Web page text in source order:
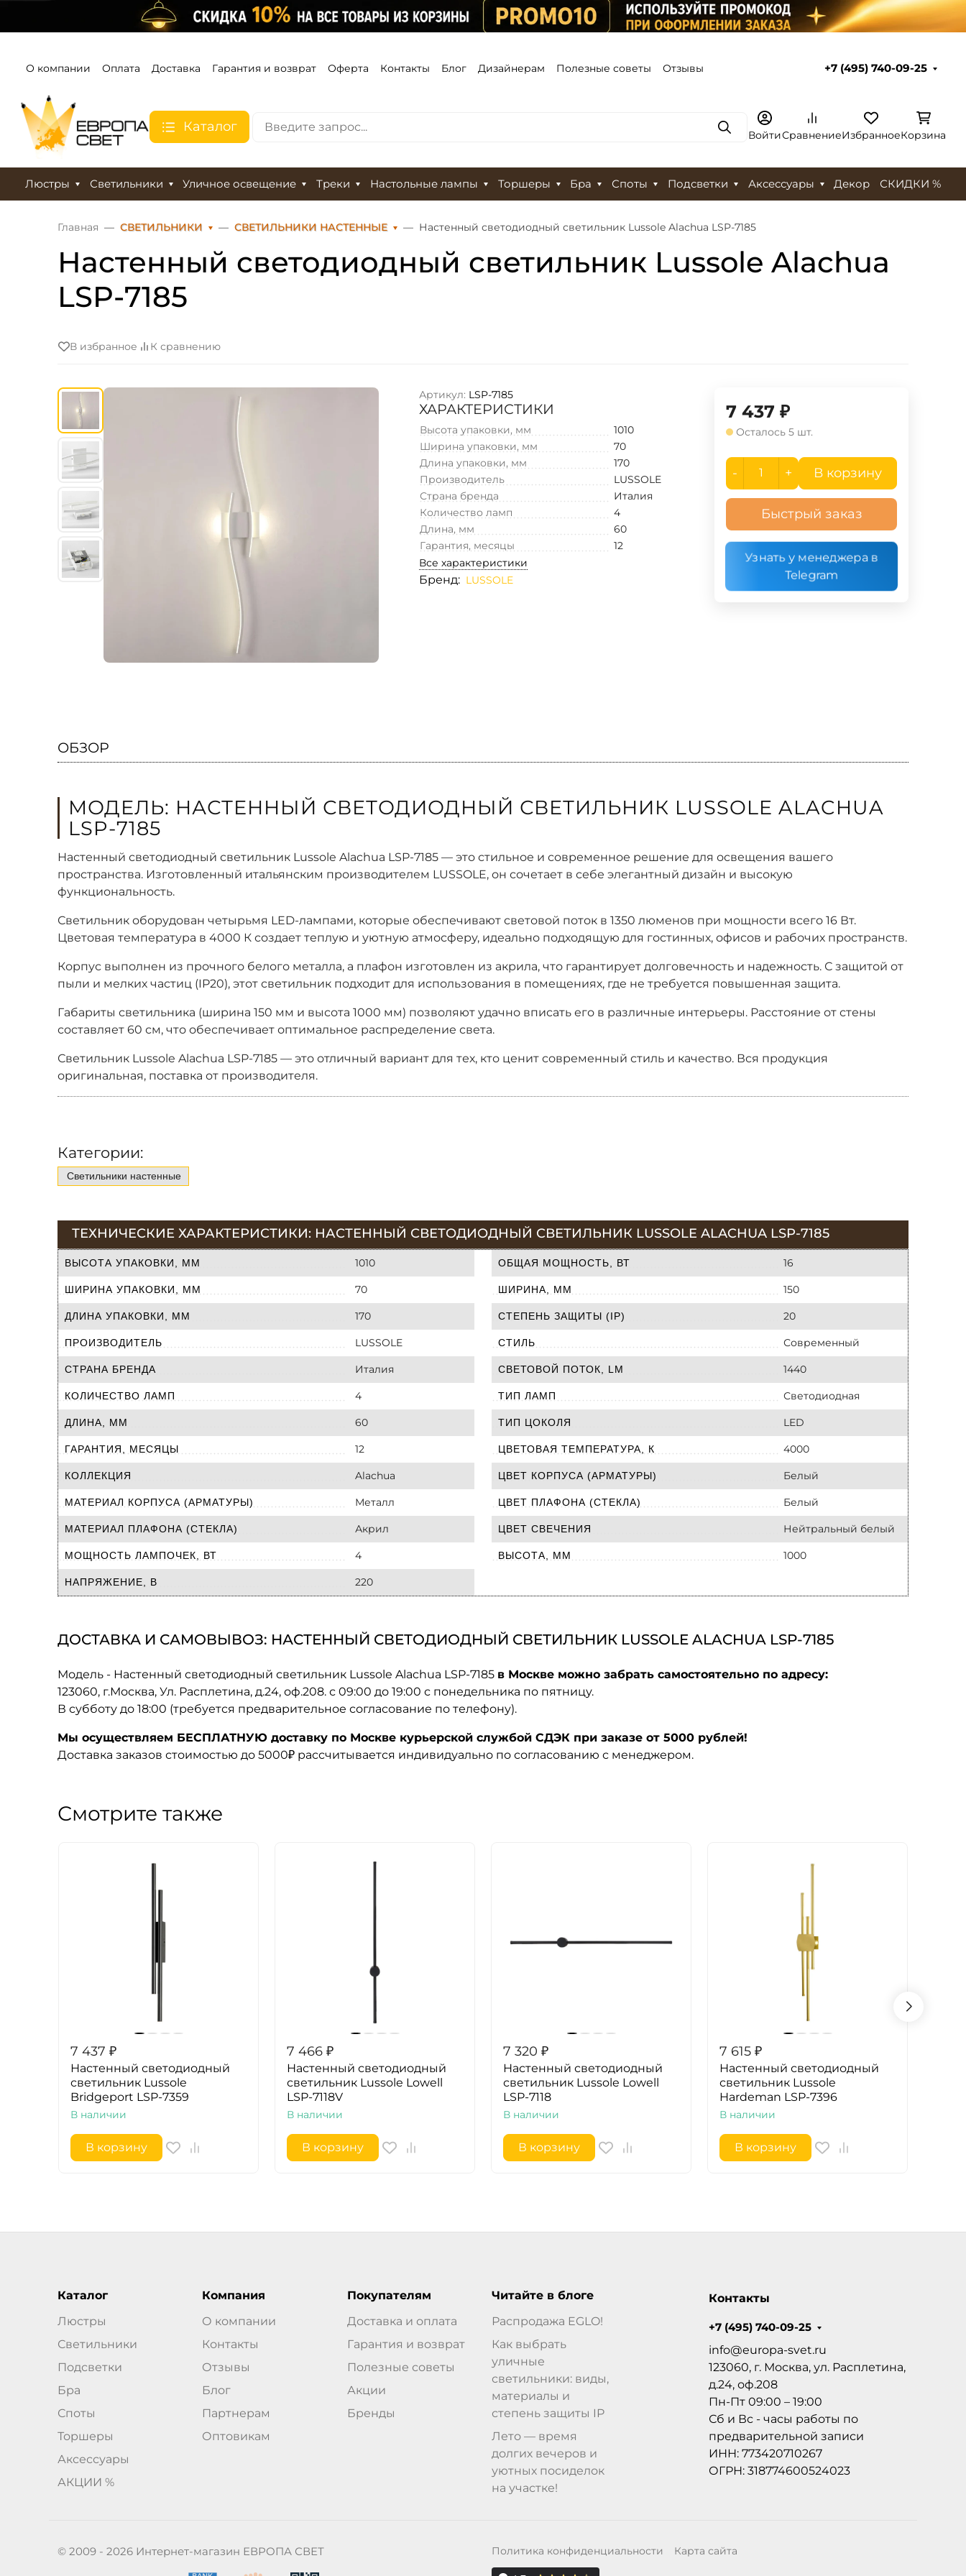
О компании Оплата Доставка Гарантия и возврат Оферта Контакты Блог Дизайнерам Полезные советы Отзывы +7 (495) 740-09-25
Каталог ПоискВойтиСравнениеИзбранноеКорзина
Люстры Светильники Уличное освещение Треки Настольные лампы Торшеры Бра Споты Подсветки Аксессуары Декор СКИДКИ %
Главная СВЕТИЛЬНИКИ СВЕТИЛЬНИКИ НАСТЕННЫЕ Настенный светодиодный светильник Lussole Alachua LSP-7185
Настенный светодиодный светильник Lussole Alachua
LSP-7185
В избранное К сравнению
Артикул: LSP-7185
ХАРАКТЕРИСТИКИ
Высота упаковки, мм
1010
Ширина упаковки, мм
70
Длина упаковки, мм
170
Производитель
LUSSOLE
Страна бренда
Италия
Количество ламп
4
Длина, мм
60
Гарантия, месяцы
12
Все характеристики
Бренд: LUSSOLE
7 437 ₽
Осталось 5 шт.
- + В корзину
Быстрый заказ
Узнать у менеджера в
Telegram
ОБЗОР
МОДЕЛЬ: НАСТЕННЫЙ СВЕТОДИОДНЫЙ СВЕТИЛЬНИК LUSSOLE ALACHUA
LSP-7185
Настенный светодиодный светильник Lussole Alachua LSP-7185 — это стильное и современное решение для освещения вашего
пространства. Изготовленный итальянским производителем LUSSOLE, он сочетает в себе элегантный дизайн и высокую
функциональность.
Светильник оборудован четырьмя LED-лампами, которые обеспечивают световой поток в 1350 люменов при мощности всего 16 Вт.
Цветовая температура в 4000 К создает теплую и уютную атмосферу, идеально подходящую для гостинных, офисов и рабочих пространств.
Корпус выполнен из прочного белого металла, а плафон изготовлен из акрила, что гарантирует долговечность и надежность. С защитой от
пыли и мелких частиц (IP20), этот светильник подходит для использования в помещениях, где не требуется повышенная защита.
Габариты светильника (ширина 150 мм и высота 1000 мм) позволяют удачно вписать его в различные интерьеры. Расстояние от стены
составляет 60 см, что обеспечивает оптимальное распределение света.
Светильник Lussole Alachua LSP-7185 — это отличный вариант для тех, кто ценит современный стиль и качество. Вся продукция
оригинальная, поставка от производителя.
Категории:
Светильники настенные
ТЕХНИЧЕСКИЕ ХАРАКТЕРИСТИКИ: НАСТЕННЫЙ СВЕТОДИОДНЫЙ СВЕТИЛЬНИК LUSSOLE ALACHUA LSP-7185
ВЫСОТА УПАКОВКИ, ММ 1010
ШИРИНА УПАКОВКИ, ММ 70
ДЛИНА УПАКОВКИ, ММ 170
ПРОИЗВОДИТЕЛЬ LUSSOLE
СТРАНА БРЕНДА Италия
КОЛИЧЕСТВО ЛАМП 4
ДЛИНА, ММ 60
ГАРАНТИЯ, МЕСЯЦЫ 12
КОЛЛЕКЦИЯ Alachua
МАТЕРИАЛ КОРПУСА (АРМАТУРЫ) Металл
МАТЕРИАЛ ПЛАФОНА (СТЕКЛА) Акрил
МОЩНОСТЬ ЛАМПОЧЕК, ВТ 4
НАПРЯЖЕНИЕ, В 220
ОБЩАЯ МОЩНОСТЬ, ВТ 16
ШИРИНА, ММ 150
СТЕПЕНЬ ЗАЩИТЫ (IP) 20
СТИЛЬ Современный
СВЕТОВОЙ ПОТОК, LM 1440
ТИП ЛАМП Светодиодная
ТИП ЦОКОЛЯ LED
ЦВЕТОВАЯ ТЕМПЕРАТУРА, К 4000
ЦВЕТ КОРПУСА (АРМАТУРЫ) Белый
ЦВЕТ ПЛАФОНА (СТЕКЛА) Белый
ЦВЕТ СВЕЧЕНИЯ Нейтральный белый
ВЫСОТА, ММ 1000
ДОСТАВКА И САМОВЫВОЗ: НАСТЕННЫЙ СВЕТОДИОДНЫЙ СВЕТИЛЬНИК LUSSOLE ALACHUA LSP-7185
Модель - Настенный светодиодный светильник Lussole Alachua LSP-7185 в Москве можно забрать самостоятельно по адресу:
123060, г.Москва, Ул. Расплетина, д.24, оф.208. с 09:00 до 19:00 с понедельника по пятницу.
В субботу до 18:00 (требуется предварительное согласование по телефону).
Мы осуществляем БЕСПЛАТНУЮ доставку по Москве курьерской службой СДЭК при заказе от 5000 рублей!
Доставка заказов стоимостью до 5000₽ рассчитывается индивидуально по согласованию с менеджером.
Смотрите также
7 437 ₽
Настенный светодиодный
светильник Lussole
Bridgeport LSP-7359
В наличии
В корзину
7 466 ₽
Настенный светодиодный
светильник Lussole Lowell
LSP-7118V
В наличии
В корзину
7 320 ₽
Настенный светодиодный
светильник Lussole Lowell
LSP-7118
В наличии
В корзину
7 615 ₽
Настенный светодиодный
светильник Lussole
Hardeman LSP-7396
В наличии
В корзину
Каталог
Люстры
Светильники
Подсветки
Бра
Споты
Торшеры
Аксессуары
АКЦИИ %
Компания
О компании
Контакты
Отзывы
Блог
Партнерам
Оптовикам
Покупателям
Доставка и оплата
Гарантия и возврат
Полезные советы
Акции
Бренды
Читайте в блоге
Распродажа EGLO!
Как выбрать
уличные
светильники: виды,
материалы и
степень защиты IP
Лето — время
долгих вечеров и
уютных посиделок
на участке!
Контакты
+7 (495) 740-09-25
info@europa-svet.ru
123060, г. Москва, ул. Расплетина,
д.24, оф.208
Пн-Пт 09:00 – 19:00
Сб и Вс - часы работы по
предварительной записи
ИНН: 773420710267
ОГРН: 318774600524023
© 2009 - 2026 Интернет-магазин ЕВРОПА СВЕТ Политика конфиденциальности Карта сайта